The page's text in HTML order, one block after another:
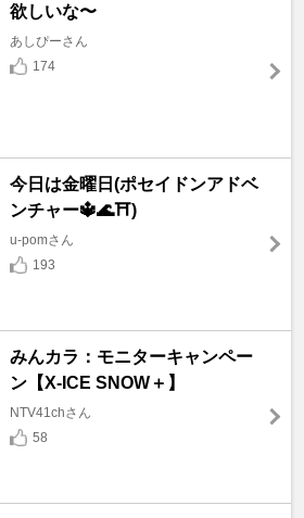
欲しいな〜
あしぴーさん
174
今日は金曜日(ポセイドンアドベ
ンチャー🔱🌊⛩️)
u-pomさん
193
みんカラ：モニターキャンペー
ン【X-ICE SNOW＋】
NTV41chさん
58